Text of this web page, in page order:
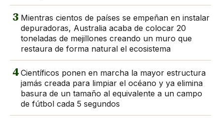
3 Mientras cientos de países se empeñan en instalar
depuradoras, Australia acaba de colocar 20
toneladas de mejillones creando un muro que
restaura de forma natural el ecosistema
4 Científicos ponen en marcha la mayor estructura
jamás creada para limpiar el océano y ya elimina
basura de un tamaño al equivalente a un campo
de fútbol cada 5 segundos